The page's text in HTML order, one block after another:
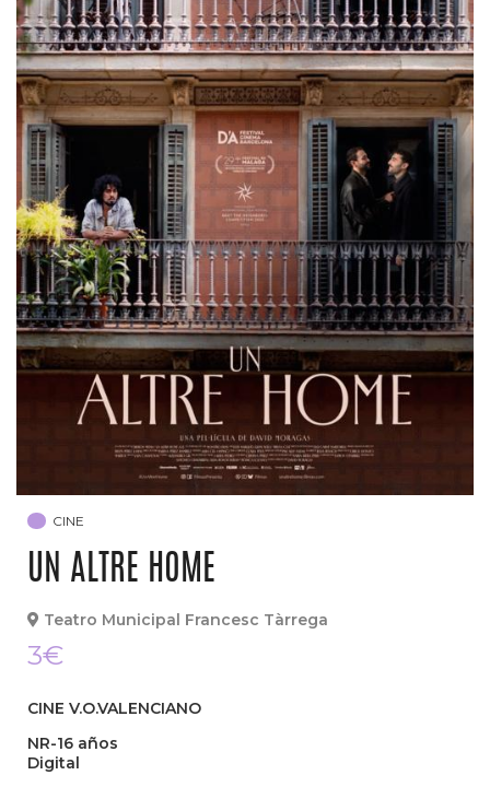
CINE
UN ALTRE HOME
Teatro Municipal Francesc Tàrrega
3€
CINE V.O.VALENCIANO
NR-16 años
Digital